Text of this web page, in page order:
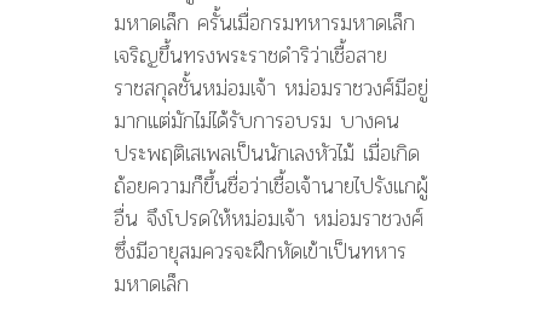
มหาดเล็ก ครั้นเมื่อกรมทหารมหาดเล็ก
เจริญขึ้นทรงพระราชดำริว่าเชื้อสาย
ราชสกุลชั้นหม่อมเจ้า หม่อมราชวงศ์มีอยู่
มากแต่มักไม่ได้รับการอบรม บางคน
ประพฤติเสเพลเป็นนักเลงหัวไม้ เมื่อเกิด
ถ้อยความก็ขึ้นชื่อว่าเชื้อเจ้านายไปรังแกผู้
อื่น จึงโปรดให้หม่อมเจ้า หม่อมราชวงศ์
ซึ่งมีอายุสมควรจะฝึกหัดเข้าเป็นทหาร
มหาดเล็ก